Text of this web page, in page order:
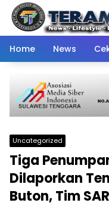
Skip
content
Home
News
Uncategorized
Tiga
Dilaporkan
Buton, Tim